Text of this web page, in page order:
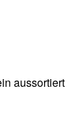
aussortiert